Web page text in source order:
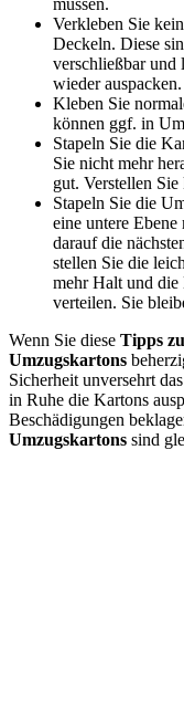
müssen.
Verkleben Sie
Deckeln. Diese
verschließbar und
wieder auspacken.
Kleben Sie
können ggf. in
Stapeln Sie die
Sie nicht mehr
gut. Verstellen
Stapeln Sie die
eine untere
darauf die
stellen Sie die
mehr Halt und die
verteilen. Sie
Wenn Sie diese Tipps
Umzugskartons
Sicherheit unversehrt
in Ruhe die Kartons
Beschädigungen
Umzugskartons sind